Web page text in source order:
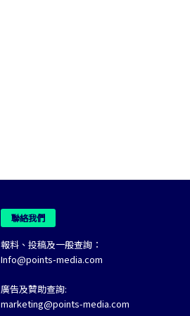
聯絡我們
報料、投稿及一般查詢：
Info@points-media.com
廣告及贊助查詢:
marketing@points-media.com